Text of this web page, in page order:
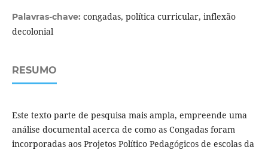
Palavras-chave: congadas, política curricular, inflexão
decolonial
RESUMO
Este texto parte de pesquisa mais ampla, empreende uma
análise documental acerca de como as Congadas foram
incorporadas aos Projetos Político Pedagógicos de escolas da